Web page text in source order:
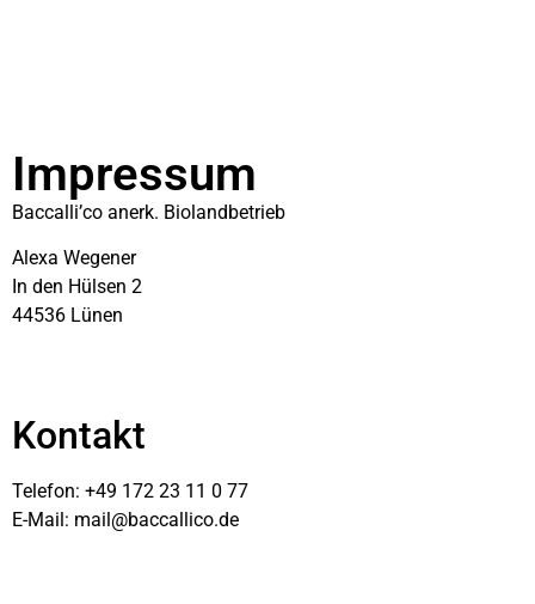
Impressum
Baccalli’co anerk. Biolandbetrieb
Alexa Wegener
In den Hülsen 2
44536 Lünen
Kontakt
Telefon: +49 172 23 11 0 77
E-Mail: mail@baccallico.de